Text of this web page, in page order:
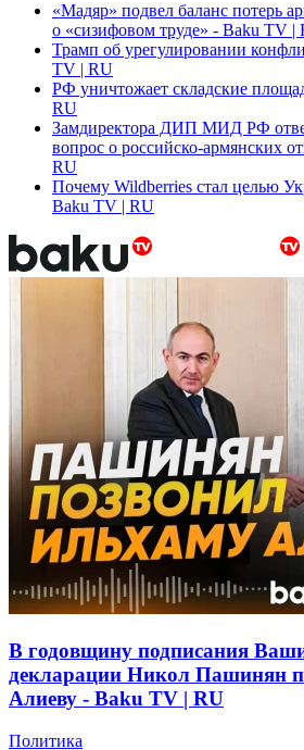
«Мадяр» подвел баланс потерь
о «сизифовом труде» - Baku TV |
Трамп об урегулировании
TV | RU
РФ уничтожает складские
RU
Замдиректора ДИП МИД РФ
вопрос о российско-армянских
RU
Почему Wildberries стал целью
Baku TV | RU
В годовщину подписания
декларации Никол Пашинян
Алиеву - Baku TV | RU
Политика